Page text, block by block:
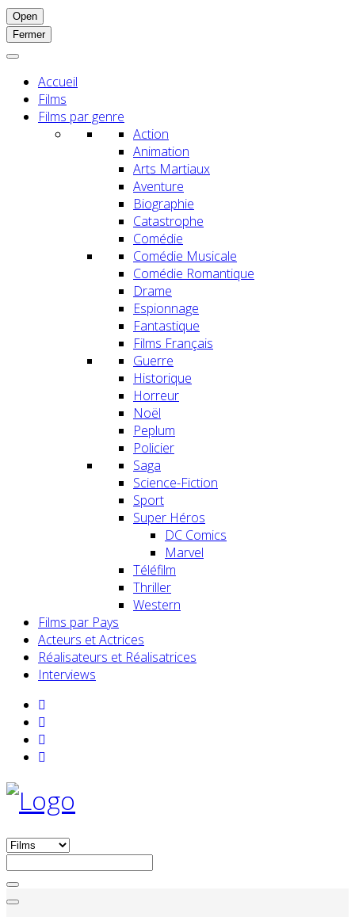
Open
Fermer
Accueil
Films
Films par genre
Action
Animation
Arts Martiaux
Aventure
Biographie
Catastrophe
Comédie
Comédie Musicale
Comédie Romantique
Drame
Espionnage
Fantastique
Films Français
Guerre
Historique
Horreur
Noël
Peplum
Policier
Saga
Science-Fiction
Sport
Super Héros
DC Comics
Marvel
Téléfilm
Thriller
Western
Films par Pays
Acteurs et Actrices
Réalisateurs et Réalisatrices
Interviews